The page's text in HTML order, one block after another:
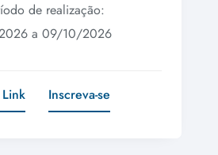
de realização:
a 09/10/2026
Inscreva-se